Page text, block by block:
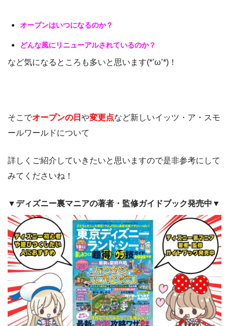
オープンはいつになるのか？
どんな風にリニューアルされているのか？
など気になるところも多いと思います(*’ω’*)！
そこでオープンの日 や変更点など新しいイッツ・ア・スモ
ールワールドについて
詳しくご紹介していきたいと思いますので是非参考にして
みてくださいね！
▼ディズニー裏マニアの著者・監修ガイドブック発売中▼